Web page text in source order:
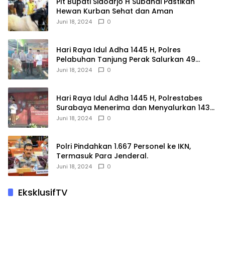
Hewan Kurban Sehat dan Aman
Juni 18, 2024 0
Hari Raya Idul Adha 1445 H, Polres
Pelabuhan Tanjung Perak Salurkan 49
Hewan Korban.
Juni 18, 2024 0
Hari Raya Idul Adha 1445 H, Polrestabes
Surabaya Menerima dan Menyalurkan 143
Hewan Kurban
Juni 18, 2024 0
Polri Pindahkan 1.667 Personel ke IKN,
Termasuk Para Jenderal.
Juni 18, 2024 0
EksklusifTV